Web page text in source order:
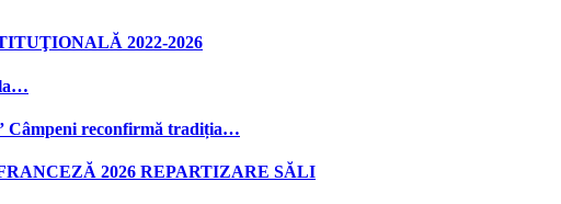
2022-2026
la…
Câmpeni reconfirmă tradiția…
2026 REPARTIZARE SĂLI